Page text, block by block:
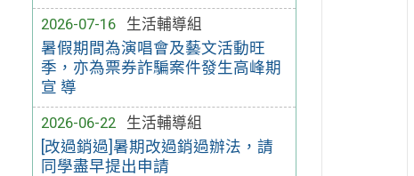
2026-07-16
生活輔導組
暑假期間為演唱會及藝文活動旺
季，亦為票券詐騙案件發生高峰期
宣 導
2026-06-22
生活輔導組
[改過銷過]暑期改過銷過辦法，請
同學盡早提出申請